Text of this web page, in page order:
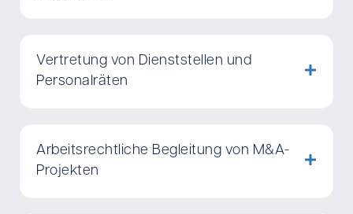
Vertretung von Dienststellen und
Personalräten
Arbeitsrechtliche Begleitung von M&A-
Projekten